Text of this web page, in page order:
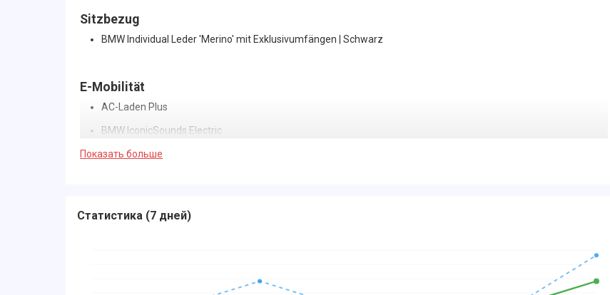
Sitzbezug
BMW Individual Leder 'Merino' mit Exklusivumfängen | Schwarz
E-Mobilität
AC-Laden Plus
BMW IconicSounds Electric
Connected Package Professional (laufzeitgebundener Dienst)
Показать больше
Статистика (7 дней)